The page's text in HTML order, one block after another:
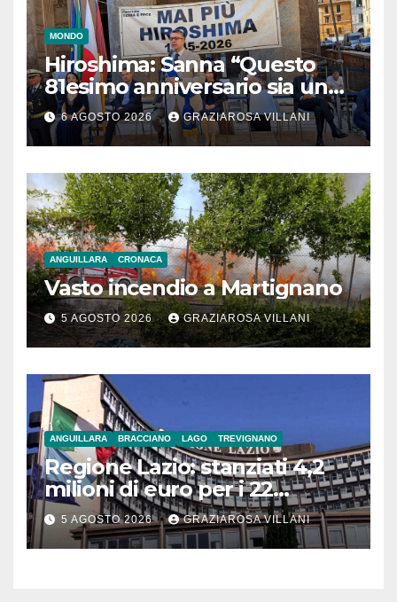
MONDO
Hiroshima: Sanna “Questo
81esimo anniversario sia un
monito per tutti”
6 AGOSTO 2026 GRAZIAROSA VILLANI
ANGUILLARA CRONACA
Vasto incendio a Martignano
5 AGOSTO 2026 GRAZIAROSA VILLANI
ANGUILLARA BRACCIANO LAGO TREVIGNANO
Regione Lazio: stanziati 4,2
milioni di euro per i 22
Comuni dell’Etruria
Meridionale
5 AGOSTO 2026 GRAZIAROSA VILLANI